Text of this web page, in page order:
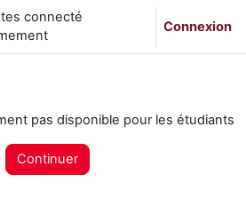
connecté
Connexion
pas disponible pour les étudiants
Continuer